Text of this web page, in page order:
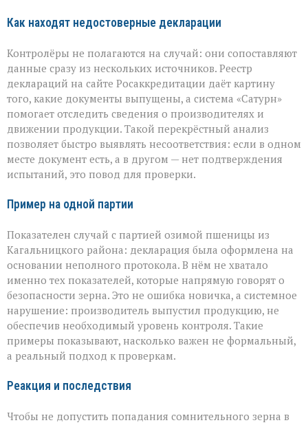
Как находят недостоверные декларации
Контролёры не полагаются на случай: они сопоставляют
данные сразу из нескольких источников. Реестр
деклараций на сайте Росаккредитации даёт картину
того, какие документы выпущены, а система «Сатурн»
помогает отследить сведения о производителях и
движении продукции. Такой перекрёстный анализ
позволяет быстро выявлять несоответствия: если в одном
месте документ есть, а в другом — нет подтверждения
испытаний, это повод для проверки.
Пример на одной партии
Показателен случай с партией озимой пшеницы из
Кагальницкого района: декларация была оформлена на
основании неполного протокола. В нём не хватало
именно тех показателей, которые напрямую говорят о
безопасности зерна. Это не ошибка новичка, а системное
нарушение: производитель выпустил продукцию, не
обеспечив необходимый уровень контроля. Такие
примеры показывают, насколько важен не формальный,
а реальный подход к проверкам.
Реакция и последствия
Чтобы не допустить попадания сомнительного зерна в